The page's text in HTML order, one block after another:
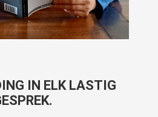
IN ELK LASTIG